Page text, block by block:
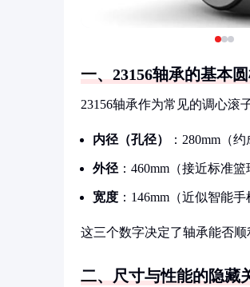
一、23156轴承的基本
23156轴承作为常见的调心滚
内径（孔径） ：280mm（
外径 ：460mm（接近标准篮
宽度 ：146mm（近似智能手
这三个数字决定了轴承能否
二、尺寸与性能的隐藏